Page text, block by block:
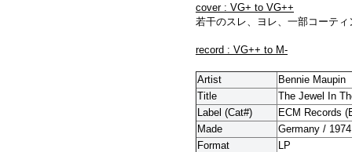
cover : VG+ to VG++
若干のスレ、ヨレ、一部コーテ
record : VG++ to M-
Artist
Bennie Maupin
Title
The Jewel In
Label (Cat#)
ECM Records
Made
Germany / 1974
Format
LP